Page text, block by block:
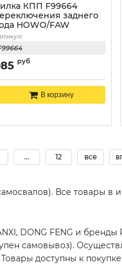
КПП F99664
заднего
HOWO/FAW
руб
В корзину
... 12 все
Все товары
DONG FENG и бренды
самовывоз).
доступны к